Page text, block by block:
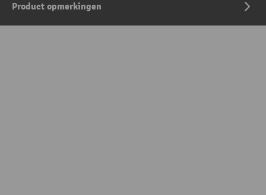
Product opmerkingen